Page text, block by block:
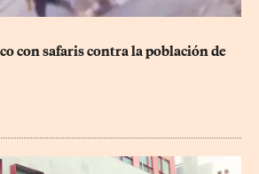
con safaris contra la población de